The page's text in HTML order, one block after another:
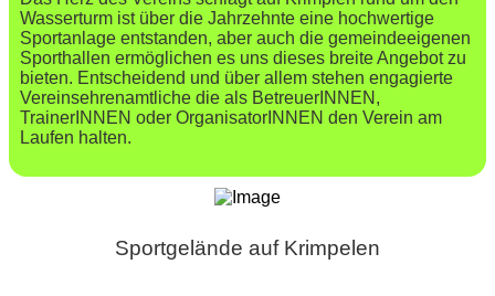
Wasserturm ist über die Jahrzehnte eine hochwertige
Sportanlage entstanden, aber auch die gemeindeeigenen
Sporthallen ermöglichen es uns dieses breite Angebot zu
bieten. Entscheidend und über allem stehen engagierte
Vereinsehrenamtliche die als BetreuerINNEN,
TrainerINNEN oder OrganisatorINNEN den Verein am
Laufen halten.
Sportgelände auf Krimpelen